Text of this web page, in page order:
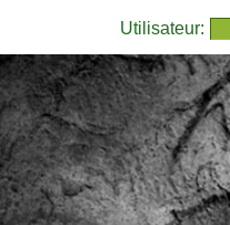
Utilisateur: